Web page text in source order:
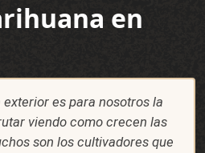
en
es para nosotros la
viendo como crecen las
son los cultivadores que